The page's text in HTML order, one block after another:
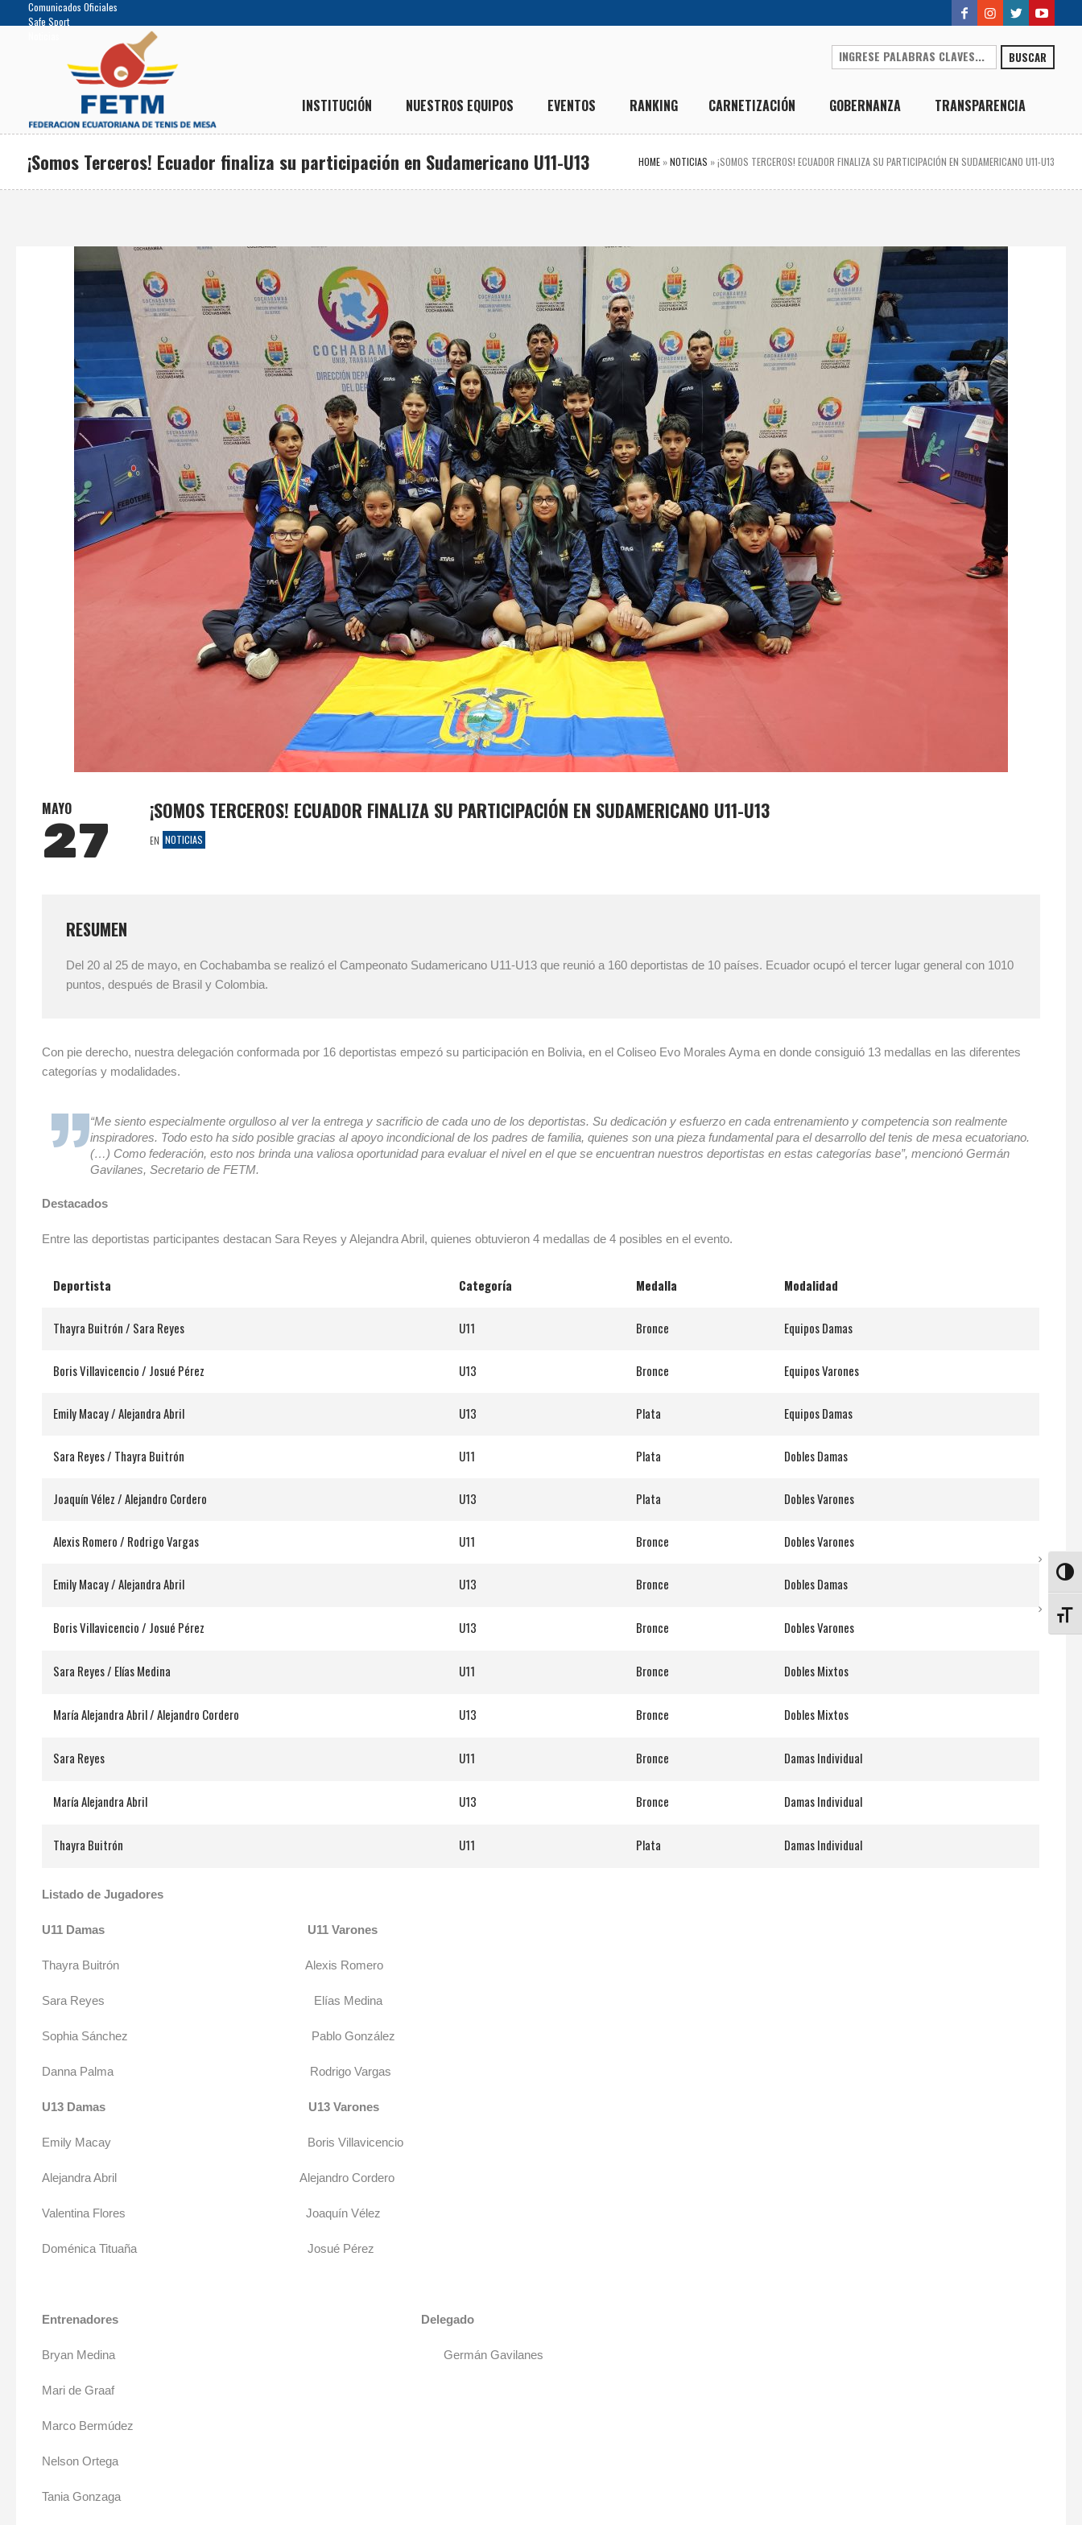
Comunicados Oficiales
Safe Sport
BUSCAR
INSTITUCIÓN NUESTROS EQUIPOS EVENTOS RANKING CARNETIZACIÓN GOBERNANZA TRANSPARENCIA
¡Somos Terceros! Ecuador finaliza su participación en Sudamericano U11-U13 HOME »NOTICIAS »¡SOMOS TERCEROS! ECUADOR FINALIZA SU PARTICIPACIÓN EN SUDAMERICANO U11-U13
MAYO
27
¡SOMOS TERCEROS! ECUADOR FINALIZA SU PARTICIPACIÓN EN SUDAMERICANO U11-U13
EN NOTICIAS
RESUMEN
Del 20 al 25 de mayo, en Cochabamba se realizó el Campeonato Sudamericano U11-U13 que reunió a 160 deportistas de 10 países. Ecuador ocupó el tercer lugar general con 1010
puntos, después de Brasil y Colombia.
Con pie derecho, nuestra delegación conformada por 16 deportistas empezó su participación en Bolivia, en el Coliseo Evo Morales Ayma en donde consiguió 13 medallas en las diferentes
categorías y modalidades.
“Me siento especialmente orgulloso al ver la entrega y sacrificio de cada uno de los deportistas. Su dedicación y esfuerzo en cada entrenamiento y competencia son realmente
inspiradores. Todo esto ha sido posible gracias al apoyo incondicional de los padres de familia, quienes son una pieza fundamental para el desarrollo del tenis de mesa ecuatoriano.
(…) Como federación, esto nos brinda una valiosa oportunidad para evaluar el nivel en el que se encuentran nuestros deportistas en estas categorías base”, mencionó Germán
Gavilanes, Secretario de FETM.
Destacados
Entre las deportistas participantes destacan Sara Reyes y Alejandra Abril, quienes obtuvieron 4 medallas de 4 posibles en el evento.
Deportista Categoría Medalla Modalidad
Thayra Buitrón / Sara Reyes U11 Bronce Equipos Damas
Boris Villavicencio / Josué Pérez U13 Bronce Equipos Varones
Emily Macay / Alejandra Abril U13 Plata Equipos Damas
Sara Reyes / Thayra Buitrón U11 Plata Dobles Damas
Joaquín Vélez / Alejandro Cordero U13 Plata Dobles Varones
Alexis Romero / Rodrigo Vargas U11 Bronce Dobles Varones
Emily Macay / Alejandra Abril U13 Bronce Dobles Damas
Boris Villavicencio / Josué Pérez U13 Bronce Dobles Varones
Sara Reyes / Elías Medina U11 Bronce Dobles Mixtos
María Alejandra Abril / Alejandro Cordero U13 Bronce Dobles Mixtos
Sara Reyes U11 Bronce Damas Individual
María Alejandra Abril U13 Bronce Damas Individual
Thayra Buitrón U11 Plata Damas Individual
Listado de Jugadores
U11 Damas U11 Varones
Thayra Buitrón Alexis Romero
Sara Reyes Elías Medina
Sophia Sánchez Pablo González
Danna Palma Rodrigo Vargas
U13 Damas U13 Varones
Emily Macay Boris Villavicencio
Alejandra Abril Alejandro Cordero
Valentina Flores Joaquín Vélez
Doménica Tituaña Josué Pérez
Entrenadores Delegado
Bryan Medina Germán Gavilanes
Mari de Graaf
Marco Bermúdez
Nelson Ortega
Tania Gonzaga